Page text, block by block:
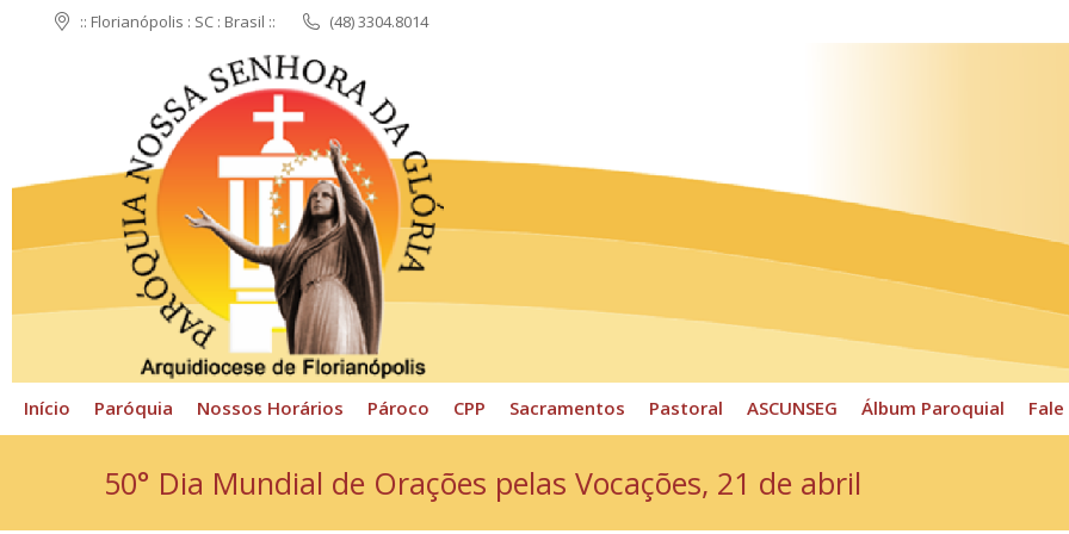
:: Florianópolis : SC : Brasil :: (48) 3304.8014
Início Paróquia Nossos Horários Pároco CPP Sacramentos Pastoral ASCUNSEG Álbum Paroquial
50° Dia Mundial de Orações pelas Vocações, 21 de abril